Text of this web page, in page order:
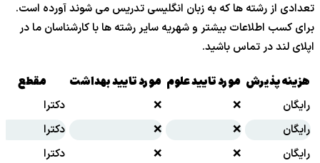
تعدادی از رشته ها که به زبان انگلیسی تدریس می شوند آورده است.
برای کسب اطلاعات بیشتر و شهریه سایر رشته ها با کارشناسان ما در
اپلای لند در تماس باشید.
هزینه پذیرش مورد تایید علوم مورد تایید بهداشت مقطع
رایگان ❌
❌
دکترا
رایگان
❌
❌
دکترا
رایگان
❌
❌
دکترا